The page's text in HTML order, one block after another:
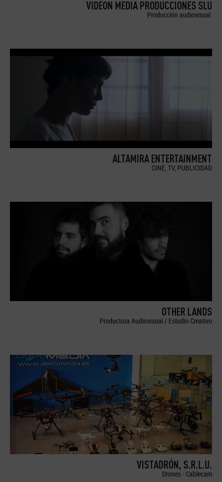
VIDEON MEDIA PRODUCCIONES SLU
Producción audiovisual.
ALTAMIRA ENTERTAINMENT
CINE, TV, PUBLICIDAD
OTHER LANDS
Productora Audiovisual / Estudio Creativo
VISTADRÓN, S.R.L.U.
Drones - Cablecam